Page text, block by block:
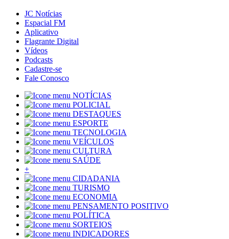
JC Notícias
Espacial FM
Aplicativo
Flagrante Digital
Vídeos
Podcasts
Cadastre-se
Fale Conosco
NOTÍCIAS
POLICIAL
DESTAQUES
ESPORTE
TECNOLOGIA
VEÍCULOS
CULTURA
SAÚDE
+
CIDADANIA
TURISMO
ECONOMIA
PENSAMENTO POSITIVO
POLÍTICA
SORTEIOS
INDICADORES